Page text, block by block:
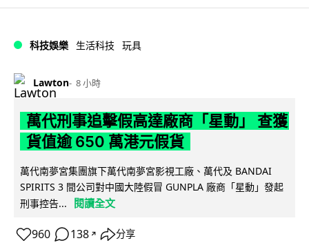
科技娛樂 生活科技 玩具
Lawton 8 小時
萬代刑事追擊假高達廠商「星動」 查獲
貨值逾 650 萬港元假貨
萬代南夢宮集團旗下萬代南夢宮影視工廠、萬代及 BANDAI
SPIRITS 3 間公司對中國大陸假冒 GUNPLA 廠商「星動」發起
刑事控告...
閱讀全文
960 138 ↗ 分享